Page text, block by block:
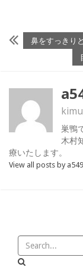
鼻をすっき
巣鴨
木村
療いたします。
View all posts by